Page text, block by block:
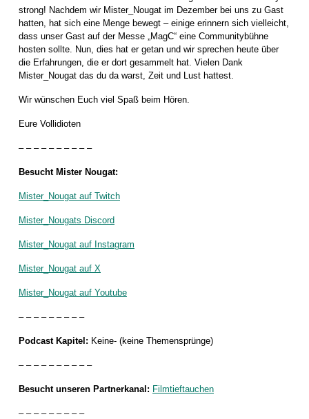
strong! Nachdem wir Mister_Nougat im Dezember bei uns zu Gast
hatten, hat sich eine Menge bewegt – einige erinnern sich vielleicht,
dass unser Gast auf der Messe „MagC“ eine Communitybühne
hosten sollte. Nun, dies hat er getan und wir sprechen heute über
die Erfahrungen, die er dort gesammelt hat. Vielen Dank
Mister_Nougat das du da warst, Zeit und Lust hattest.
Wir wünschen Euch viel Spaß beim Hören.
Eure Vollidioten
– – – – – – – – – –
Besucht Mister Nougat:
Mister_Nougat auf Twitch
Mister_Nougats Discord
Mister_Nougat auf Instagram
Mister_Nougat auf X
Mister_Nougat auf Youtube
– – – – – – – – –
Podcast Kapitel: Keine- (keine Themensprünge)
– – – – – – – – – –
Besucht unseren Partnerkanal: Filmtieftauchen
– – – – – – – – –